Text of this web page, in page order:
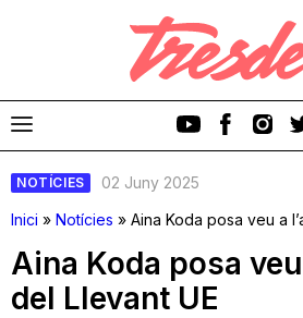
Discos
NOTÍCIES
02 Juny 2025
Inici » Notícies » Aina Koda posa veu a
Aina Koda posa
del Llevant UE